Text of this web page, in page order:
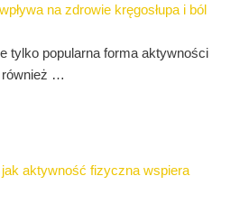
na zdrowie kręgosłupa i ból
tylko popularna forma aktywności
również …
aktywność fizyczna wspiera